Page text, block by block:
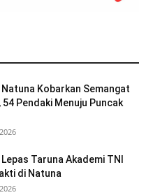
Natuna Kobarkan Semangat
Pendaki Menuju Puncak
Taruna Akademi TNI
di Natuna